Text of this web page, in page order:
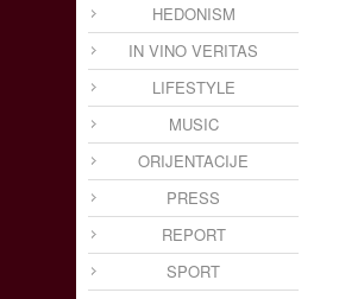
HEDONISM
IN VINO VERITAS
LIFESTYLE
MUSIC
ORIJENTACIJE
PRESS
REPORT
SPORT